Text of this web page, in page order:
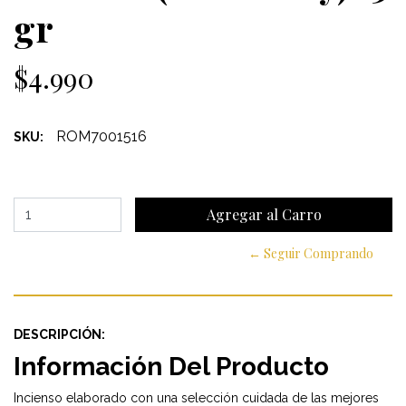
gr
$4.990
SKU: ROM7001516
← Seguir Comprando
DESCRIPCIÓN:
Información Del Producto
Incienso elaborado con una selección cuidada de las mejores